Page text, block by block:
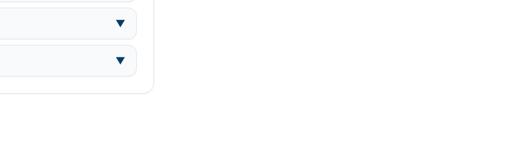
▼
▼